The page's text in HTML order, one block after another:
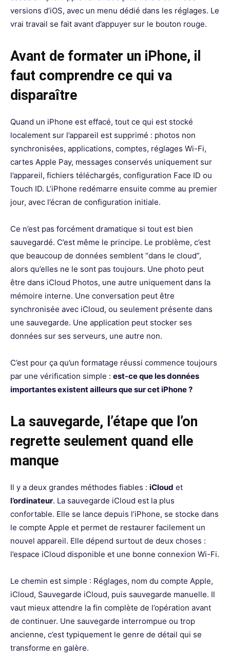
versions d’iOS, avec un menu dédié dans les réglages. Le
vrai travail se fait avant d’appuyer sur le bouton rouge.
Avant de formater un iPhone, il
faut comprendre ce qui va
disparaître
Quand un iPhone est effacé, tout ce qui est stocké
localement sur l’appareil est supprimé : photos non
synchronisées, applications, comptes, réglages Wi-Fi,
cartes Apple Pay, messages conservés uniquement sur
l’appareil, fichiers téléchargés, configuration Face ID ou
Touch ID. L’iPhone redémarre ensuite comme au premier
jour, avec l’écran de configuration initiale.
Ce n’est pas forcément dramatique si tout est bien
sauvegardé. C’est même le principe. Le problème, c’est
que beaucoup de données semblent “dans le cloud”,
alors qu’elles ne le sont pas toujours. Une photo peut
être dans iCloud Photos, une autre uniquement dans la
mémoire interne. Une conversation peut être
synchronisée avec iCloud, ou seulement présente dans
une sauvegarde. Une application peut stocker ses
données sur ses serveurs, une autre non.
C’est pour ça qu’un formatage réussi commence toujours
par une vérification simple : est-ce que les données
importantes existent ailleurs que sur cet iPhone ?
La sauvegarde, l’étape que l’on
regrette seulement quand elle
manque
Il y a deux grandes méthodes fiables : iCloud et
l’ordinateur. La sauvegarde iCloud est la plus
confortable. Elle se lance depuis l’iPhone, se stocke dans
le compte Apple et permet de restaurer facilement un
nouvel appareil. Elle dépend surtout de deux choses :
l’espace iCloud disponible et une bonne connexion Wi-Fi.
Le chemin est simple : Réglages, nom du compte Apple,
iCloud, Sauvegarde iCloud, puis sauvegarde manuelle. Il
vaut mieux attendre la fin complète de l’opération avant
de continuer. Une sauvegarde interrompue ou trop
ancienne, c’est typiquement le genre de détail qui se
transforme en galère.